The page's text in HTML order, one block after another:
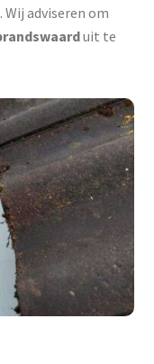
adviseren om
uit te